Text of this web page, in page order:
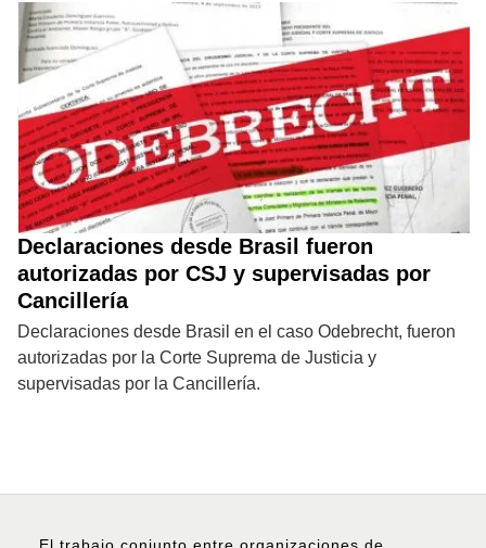
Declaraciones desde Brasil fueron
autorizadas por CSJ y supervisadas por
Cancillería
Declaraciones desde Brasil en el caso Odebrecht, fueron
autorizadas por la Corte Suprema de Justicia y
supervisadas por la Cancillería.